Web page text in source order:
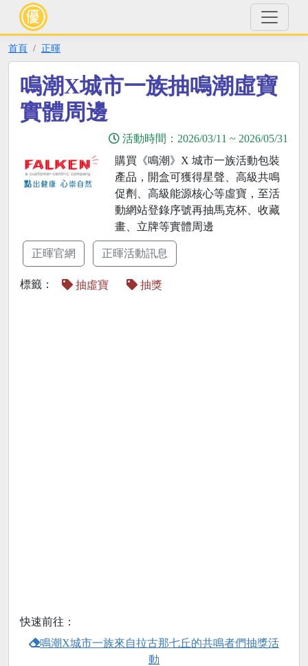
首頁 正暉
鳴潮X城市一族抽鳴潮虛寶
實體周邊
活動時間： 2026/03/11 ~ 2026/05/31
購買《鳴潮》X 城市一族活動包裝
產品，開盒可獲得星聲、高級共鳴
促劑、高級能源核心等虛寶，至活
動網站登錄序號再抽馬克杯、收藏
畫、立牌等實體周邊
正暉官網 正暉活動訊息
標籤： 抽虛寶 抽獎
快速前往：
鳴潮X城市一族來自拉古那七丘的共鳴者們抽獎活
動